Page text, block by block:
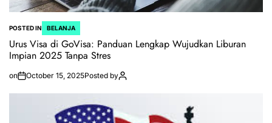
POSTED IN BELANJA
Urus Visa di GoVisa: Panduan Lengkap Wujudkan Liburan
Impian 2025 Tanpa Stres
on October 15, 2025Posted by